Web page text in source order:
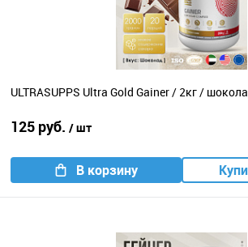
ULTRASUPPS Ultra Gold Gainer / 2кг /
125 руб. / шт
В корзину